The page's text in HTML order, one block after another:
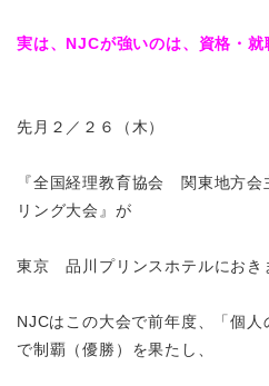
実は、NJCが強いのは、資格・就
先月２／２６（木）
『全国経理教育協会 関東地方
リング大会』が
東京 品川プリンスホテルにおき
NJCはこの大会で前年度、「個
で制覇（優勝）を果たし、